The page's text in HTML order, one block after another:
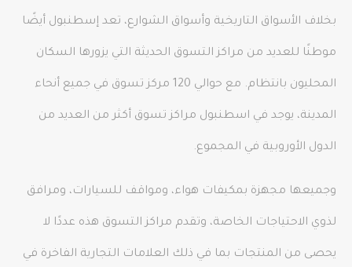
بخلاف الأسواق التاريخية وأسواق الشوارع، تعد إسطنبول أيضًا
موطنًا للعديد من مراكز التسوق الحديثة التي يزورها السكان
المحليون بانتظام. مع حوالي 120 مركز تسوق في جميع أنحاء
المدينة، يوجد في اسطنبول مراكز تسوق أكثر من العديد من
الدول الأوروبية في المجموع.
وجميعها مجهزة بمكيفات هواء، ومواقف للسيارات، ومرافق
لذوي الاحتياجات الخاصة، وتقدم مراكز التسوق هذه عددًا لا
يحصى من المنتجات بما في ذلك العلامات التجارية الفاخرة في